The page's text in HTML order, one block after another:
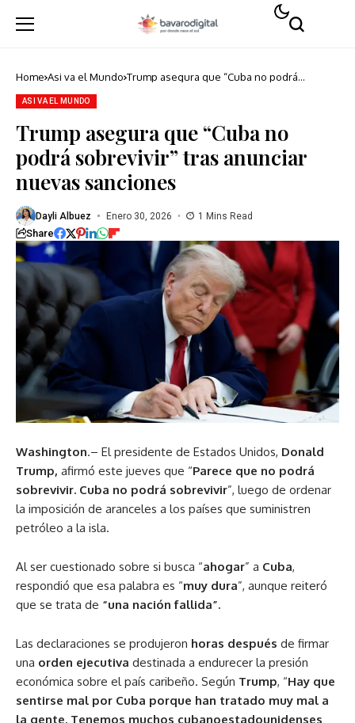
Home Asi va el Mundo Trump asegura que “Cuba no podrá
ASI VA EL MUNDO
Trump asegura que “Cuba no
podrá sobrevivir” tras anunciar
nuevas sanciones
Dayli Albuez Enero 30, 2026 1 Mins Read
Share
Washington.– El presidente de Estados Unidos, Donald
Trump, afirmó este jueves que “Parece que no podrá
sobrevivir. Cuba no podrá sobrevivir”, luego de ordenar
la imposición de aranceles a los países que suministren
petróleo a la isla.
Al ser cuestionado sobre si busca “ahogar” a Cuba,
respondió que esa palabra es “muy dura”, aunque reiteró
que se trata de “una nación fallida”.
Las declaraciones se produjeron horas después de firmar
una orden ejecutiva destinada a endurecer la presión
económica sobre el país caribeño. Según Trump, “Hay que
sentirse mal por Cuba porque han tratado muy mal a
la gente. Tenemos muchos cubanoestadounidenses